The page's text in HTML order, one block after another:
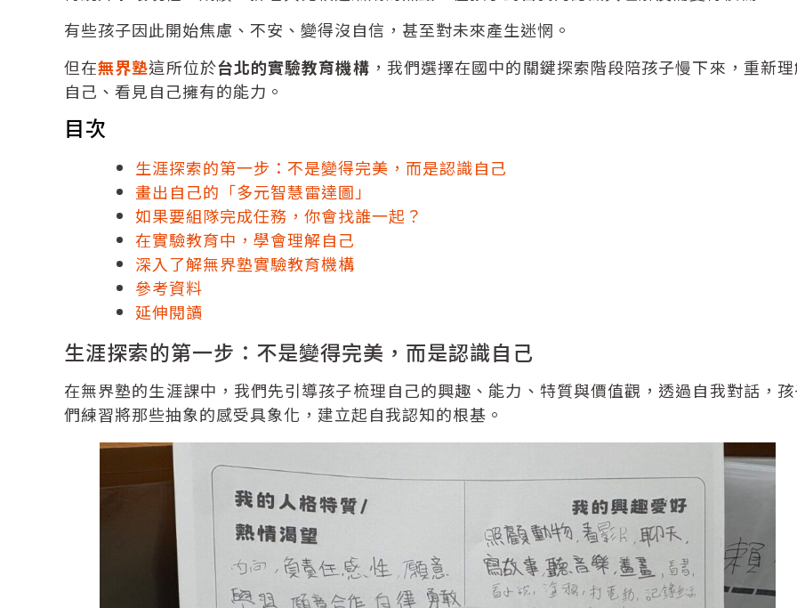
有些孩子因此開始焦慮、不安、變得沒自信，甚至對未來產生迷惘。
但在無界塾這所位於台北的實驗教育機構 ，我們選擇在國中的關鍵探索階段陪孩子慢下來，重新
自己、看見自己擁有的能力。
目次
生涯探索的第一步：不是變得完美，而是認識自己
畫出自己的「多元智慧雷達圖」
如果要組隊完成任務，你會找誰一起？
在實驗教育中，學會理解自己
深入了解無界塾實驗教育機構
參考資料
延伸閱讀
生涯探索的第一步：不是變得完美，而是認識自己
在無界塾的生涯課中，我們先引導孩子梳理自己的興趣、能力、特質與價值觀，透過自我對話，
們練習將那些抽象的感受具象化，建立起自我認知的根基。